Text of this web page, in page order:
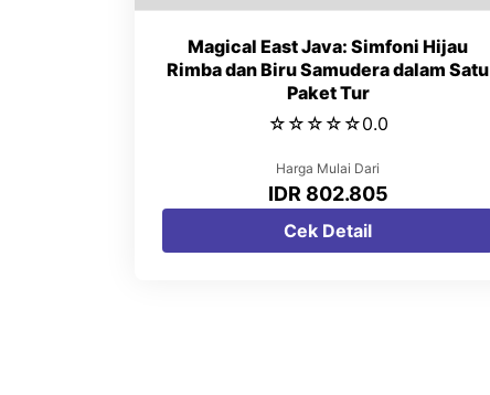
Magical East Java: Simfoni Hijau
Rimba dan Biru Samudera dalam Satu
Paket Tur
☆ ☆ ☆ ☆ ☆0.0
Harga Mulai Dari
IDR 802.805
Cek Detail